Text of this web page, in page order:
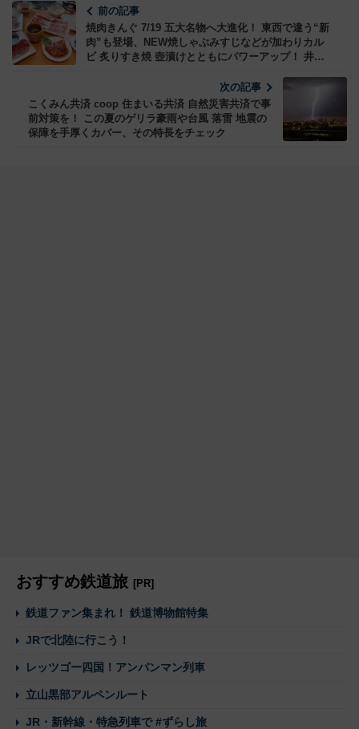
前の記事
焼肉きんぐ 7/19 五大名物へ大進化！ 東西で違う“新
肉”も登場、NEW焼しゃぶみすじなどが加わりカル
ビ 炙りすき焼 壺漬けとともにパワーアップ！ 井村
次の記事
こくみん共済 coop 住まいる共済 自然災害共済で事
前対策を！ この夏のゲリラ豪雨や台風 落雷 地震の
保障を手厚くカバー、その特長をチェック
おすすめ鉄道旅 [PR]
鉄道ファン集まれ！ 鉄道博物館特集
JRで北陸に行こう！
レッツゴー四国！アンパンマン列車
立山黒部アルペンルート
JR・新幹線・特急列車で #ずらし旅